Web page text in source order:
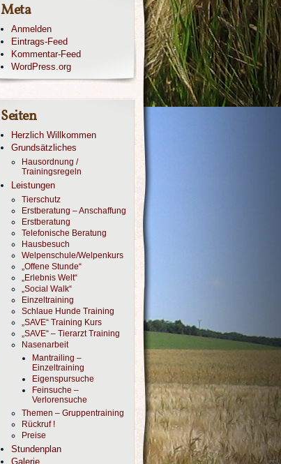
Meta
Anmelden
Eintrags-Feed
Kommentar-Feed
WordPress.org
Seiten
Herzlich Willkommen
Grundsätzliches
Hausordnung /
Trainingsregeln
Leistungen
Tierschutz
Erstberatung – Anschaffung
Erstberatung
Telefonische Beratung
Hausbesuch
Welpenschule/Welpenkurs
„Offene Stunde“
„Erlebnis Welt“
„Social Walk“
Einzeltraining
Schlaue Hunde Training
„SAVE“ Training Kurs
„SAVE“ – Tierarzt Training
Nasenarbeit
Mantrailing –
Einzeltraining
Eigenspursuche
Feinsuche –
Verlorensuche
Themen – Gruppentraining
Rückruf !
Preise
Stundenplan
Galerie